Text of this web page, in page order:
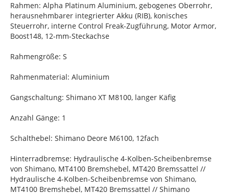
Rahmen: Alpha Platinum Aluminium, gebogenes Oberrohr,
herausnehmbarer integrierter Akku (RIB), konisches
Steuerrohr, interne Control Freak-Zugführung, Motor Armor,
Boost148, 12-mm-Steckachse
Rahmengröße: S
Rahmenmaterial: Aluminium
Gangschaltung: Shimano XT M8100, langer Käfig
Anzahl Gänge: 1
Schalthebel: Shimano Deore M6100, 12fach
Hinterradbremse: Hydraulische 4-Kolben-Scheibenbremse
von Shimano, MT4100 Bremshebel, MT420 Bremssattel //
Hydraulische 4-Kolben-Scheibenbremse von Shimano,
MT4100 Bremshebel, MT420 Bremssattel // Shimano